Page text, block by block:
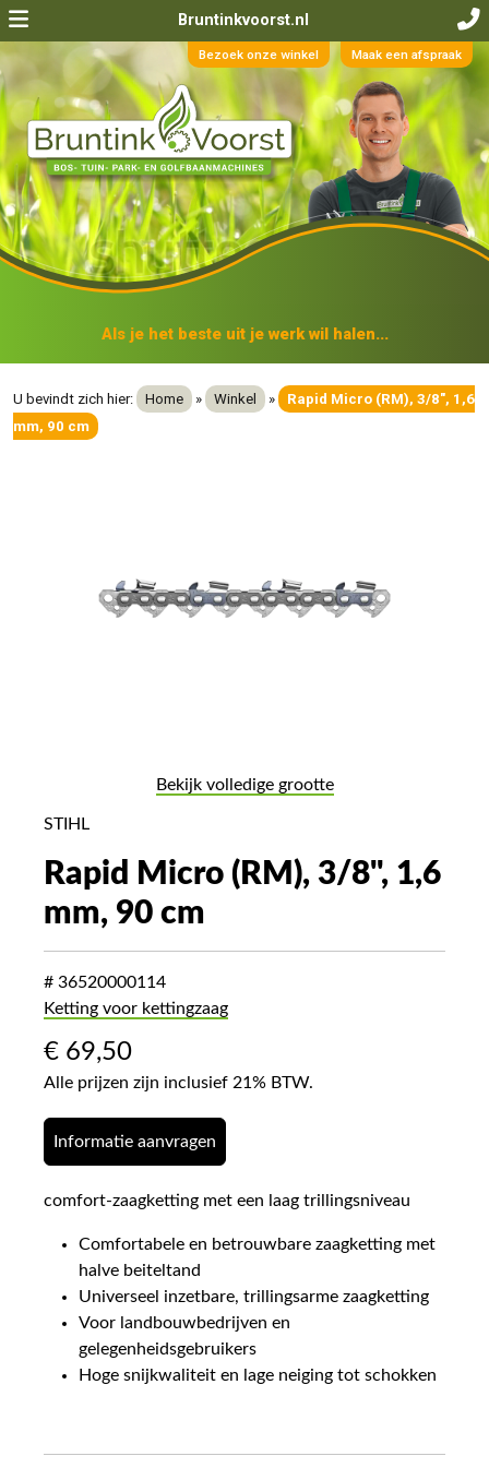
Bruntinkvoorst.nl
Bezoek onze winkel Maak een afspraak
Als je het beste uit je werk wil halen...
U bevindt zich hier: Home » Winkel »
Rapid Micro (RM), 3/8″, 1,6
mm, 90 cm
Bekijk volledige grootte
STIHL
Rapid Micro (RM), 3/8", 1,6
mm, 90 cm
# 36520000114
Ketting voor kettingzaag
€ 69,50
Alle prijzen zijn inclusief 21% BTW.
Informatie aanvragen
comfort-zaagketting met een laag trillingsniveau
Comfortabele en betrouwbare zaagketting met
halve beiteltand
Universeel inzetbare, trillingsarme zaagketting
Voor landbouwbedrijven en
gelegenheidsgebruikers
Hoge snijkwaliteit en lage neiging tot schokken